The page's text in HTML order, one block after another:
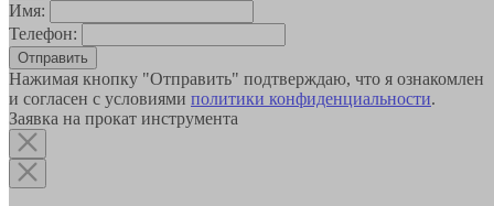
Имя:
Телефон:
Отправить
Нажимая кнопку "Отправить" подтверждаю, что я ознакомлен
и согласен с условиями политики конфиденциальности.
Заявка на прокат инструмента